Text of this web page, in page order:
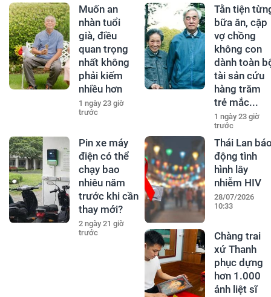
Muốn an
nhàn tuổi
già, điều
quan trọng
nhất không
phải kiếm
nhiều hơn
1 ngày 23 giờ
trước
Tằn tiện
bữa ăn, cặp
vợ chồng
không con
dành toàn
tài sản cứu
hàng trăm
trẻ mắc...
1 ngày 23 giờ
trước
Pin xe máy
điện có thể
chạy bao
nhiêu năm
trước khi cần
thay mới?
2 ngày 21 giờ
trước
Thái Lan
động tình
hình lây
nhiễm HIV
28/07/2026
10:33
Chàng trai
xứ Thanh
phục dựng
hơn 1.000
ảnh liệt sĩ